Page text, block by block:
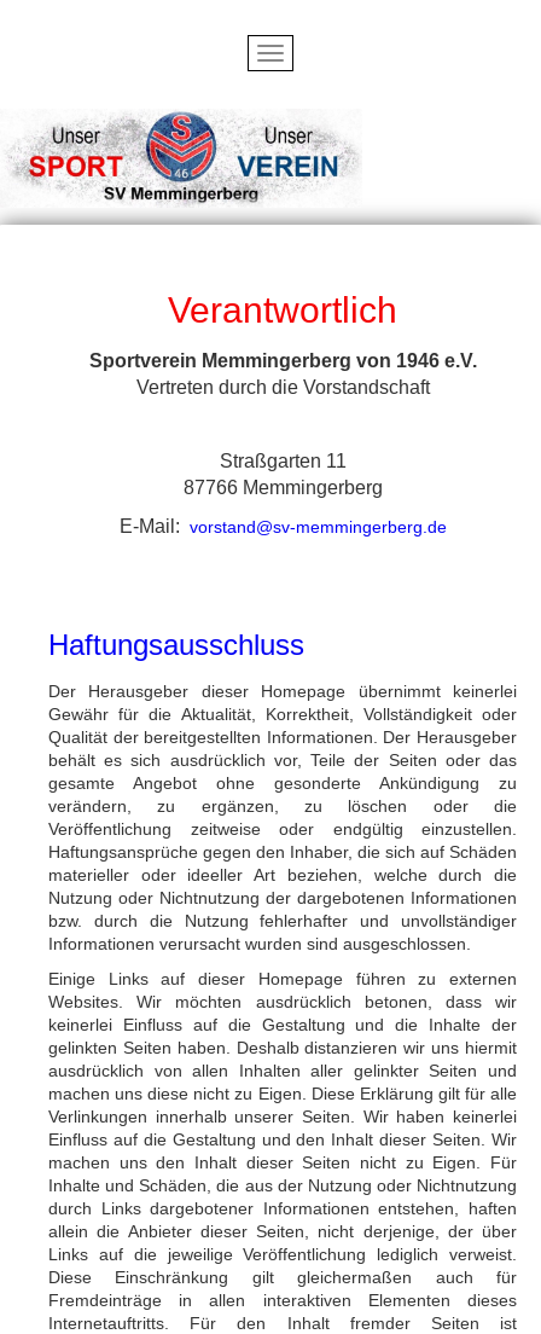
Verantwortlich
Sportverein Memmingerberg von 1946 e.V.
Vertreten durch die Vorstandschaft
Straßgarten 11
87766 Memmingerberg
E-Mail: vorstand@sv-memmingerberg.de
Haftungsausschluss
Der Herausgeber dieser Homepage übernimmt keinerlei
Gewähr für die Aktualität, Korrektheit, Vollständigkeit oder
Qualität der bereitgestellten Informationen. Der Herausgeber
behält es sich ausdrücklich vor, Teile der Seiten oder das
gesamte Angebot ohne gesonderte Ankündigung zu
verändern, zu ergänzen, zu löschen oder die
Veröffentlichung zeitweise oder endgültig einzustellen.
Haftungsansprüche gegen den Inhaber, die sich auf Schäden
materieller oder ideeller Art beziehen, welche durch die
Nutzung oder Nichtnutzung der dargebotenen Informationen
bzw. durch die Nutzung fehlerhafter und unvollständiger
Informationen verursacht wurden sind ausgeschlossen.
Einige Links auf dieser Homepage führen zu externen
Websites. Wir möchten ausdrücklich betonen, dass wir
keinerlei Einfluss auf die Gestaltung und die Inhalte der
gelinkten Seiten haben. Deshalb distanzieren wir uns hiermit
ausdrücklich von allen Inhalten aller gelinkter Seiten und
machen uns diese nicht zu Eigen. Diese Erklärung gilt für alle
Verlinkungen innerhalb unserer Seiten. Wir haben keinerlei
Einfluss auf die Gestaltung und den Inhalt dieser Seiten. Wir
machen uns den Inhalt dieser Seiten nicht zu Eigen. Für
Inhalte und Schäden, die aus der Nutzung oder Nichtnutzung
durch Links dargebotener Informationen entstehen, haften
allein die Anbieter dieser Seiten, nicht derjenige, der über
Links auf die jeweilige Veröffentlichung lediglich verweist.
Diese Einschränkung gilt gleichermaßen auch für
Fremdeinträge in allen interaktiven Elementen dieses
Internetauftritts. Für den Inhalt fremder Seiten ist